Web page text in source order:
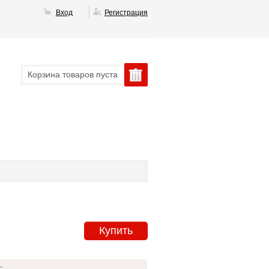
Вход Регистрация
Корзина товаров пуста
Купить